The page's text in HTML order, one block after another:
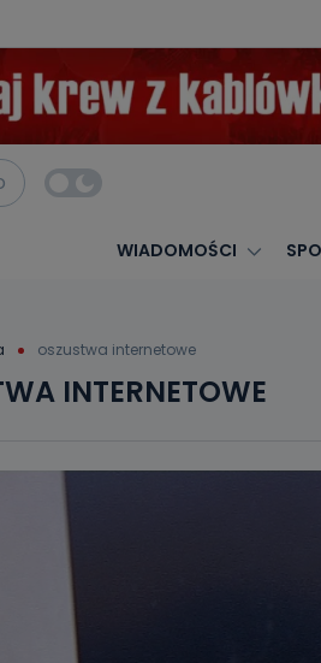
WIADOMOŚCI
oszustwa internetowe
INTERNETOWE